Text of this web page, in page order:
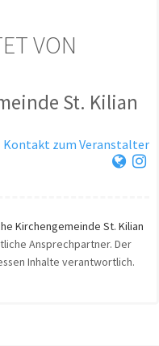
VON
St. Kilian
Kontakt zum Veranstalter
Kirchengemeinde St. Kilian
Ansprechpartner. Der
Inhalte verantwortlich.